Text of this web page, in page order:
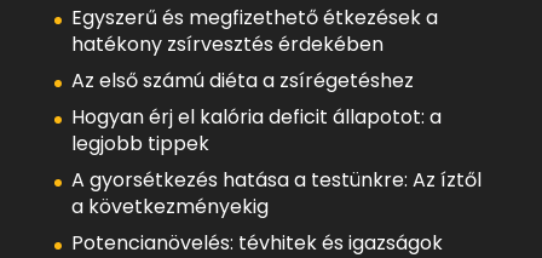
Egyszerű és megfizethető étkezések a
hatékony zsírvesztés érdekében
Az első számú diéta a zsírégetéshez
Hogyan érj el kalória deficit állapotot: a
legjobb tippek
A gyorsétkezés hatása a testünkre: Az íztől
a következményekig
Potencianövelés: tévhitek és igazságok